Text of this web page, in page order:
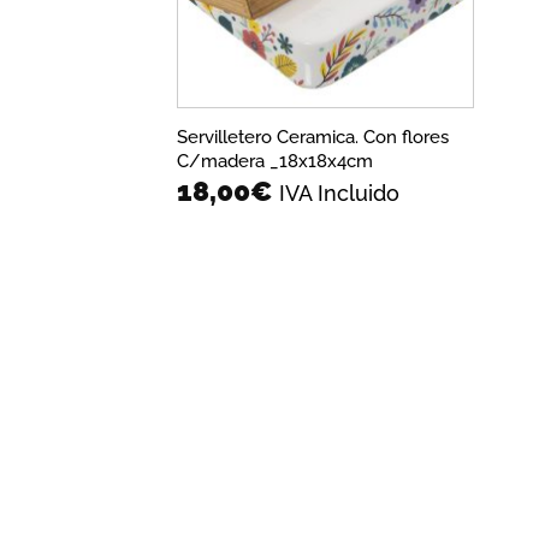
Servilletero Ceramica. Con flores
C/madera _18x18x4cm
18,00€ IVA Incluido